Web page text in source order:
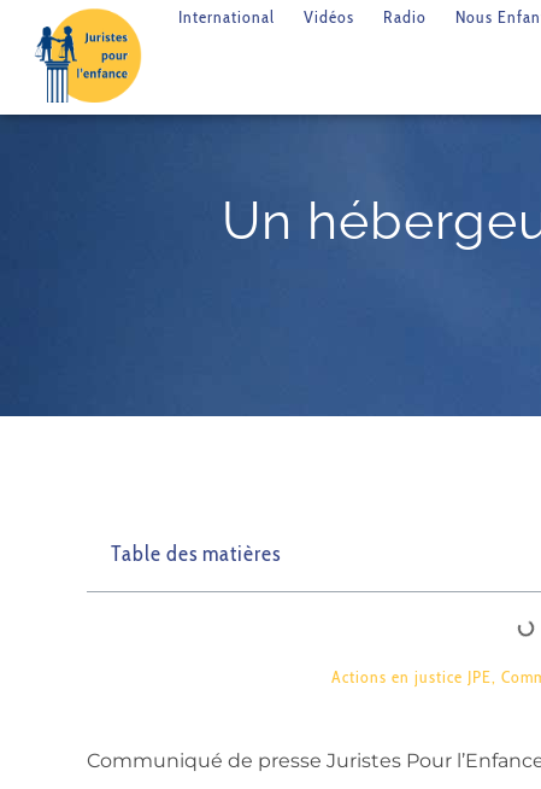
International Vidéos Radio Nous
Un
Table des matières
Actions en justice JPE,
Communiqué de presse Juristes Pour